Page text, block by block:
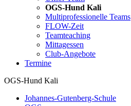
OGS-Hund Kali
Multiprofessionelle Teams
FLOW-Zeit
Teamteaching
Mittagessen
Club-Angebote
Termine
OGS-Hund Kali
Johannes-Gutenberg-Schule